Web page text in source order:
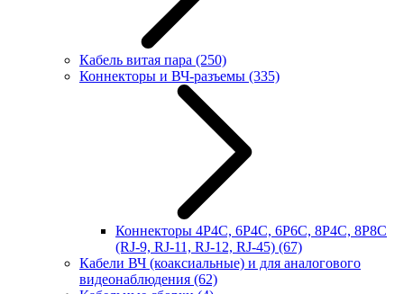
Кабель витая пара (250)
Коннекторы и ВЧ-разъемы (335)
Коннекторы 4P4C, 6P4C, 6P6C, 8P4C, 8P8C
(RJ-9, RJ-11, RJ-12, RJ-45) (67)
Кабели ВЧ (коаксиальные) и для аналогового
видеонаблюдения (62)